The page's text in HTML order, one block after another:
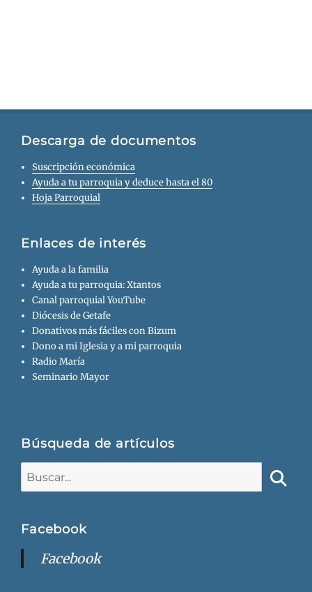
Descarga de documentos
Suscripción económica
Ayuda a tu parroquia y deduce hasta el 80
Hoja Parroquial
Enlaces de interés
Ayuda a la familia
Ayuda a tu parroquia: Xtantos
Canal parroquial YouTube
Diócesis de Getafe
Donativos más fáciles con Bizum
Dono a mi Iglesia y a mi parroquia
Radio María
Seminario Mayor
Búsqueda de artículos
Facebook
Facebook